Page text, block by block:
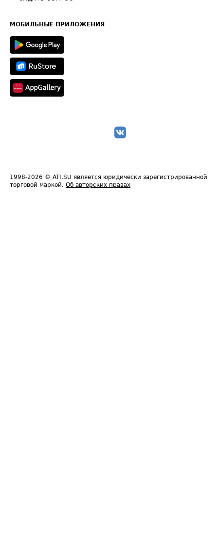
Техническая информация
МОБИЛЬНЫЕ ПРИЛОЖЕНИЯ
1998-2026 © ATI.SU является юридически зарегистрированной
торговой маркой. Об авторских правах